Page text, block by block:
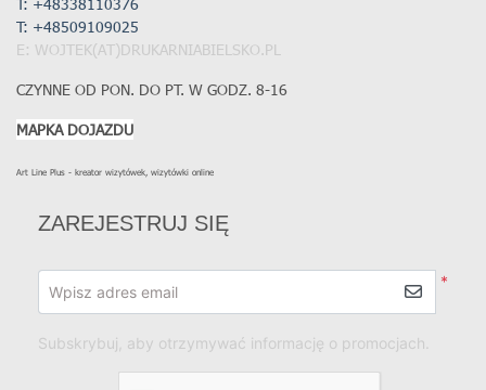
T: +48509109025
E: WOJTEK(AT)DRUKARNIABIELSKO.PL
CZYNNE OD PON. DO PT. W GODZ. 8-16
MAPKA DOJAZDU
Art Line Plus - kreator wizytówek, wizytówki online
ZAREJESTRUJ SIĘ
*
Wpisz adres email
Subskrybuj, aby otrzymywać informację o promocjach.